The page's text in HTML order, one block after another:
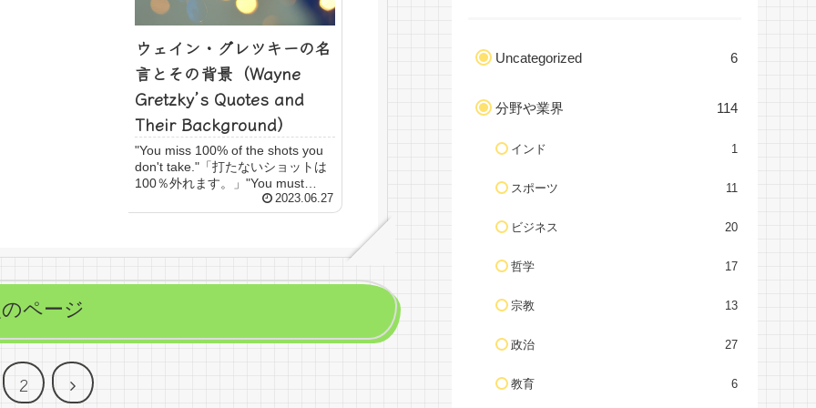
ウェイン・グレツキーの名
言とその背景（Wayne
Gretzky’s Quotes and
Their Background）
"You miss 100% of the shots you
don't take."「打たないショットは
100％外れます。」"You must
expect great things of yourself
before you can...
2023.06.27
ページ
2 次
Uncategorized 6
分野や業界 114
インド 1
スポーツ 11
ビジネス 20
哲学 17
宗教 13
政治 27
教育 6